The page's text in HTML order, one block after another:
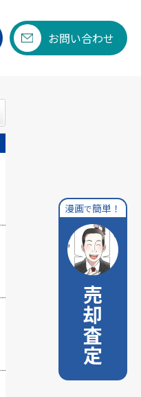
お問い合わせ
漫画で簡単！
売却査定